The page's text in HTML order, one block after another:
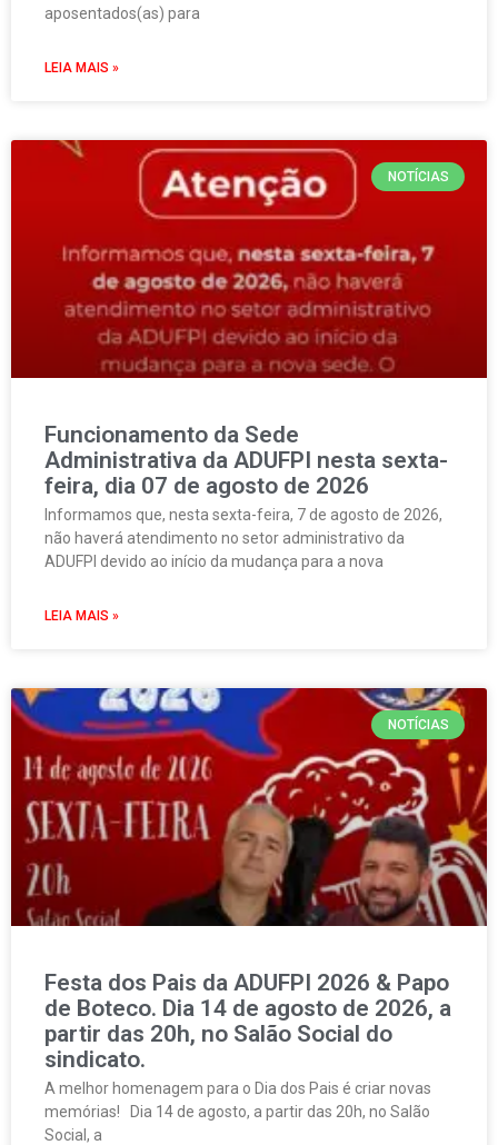
aposentados(as) para
LEIA MAIS »
NOTÍCIAS
Funcionamento da Sede
Administrativa da ADUFPI nesta sexta-
feira, dia 07 de agosto de 2026
Informamos que, nesta sexta-feira, 7 de agosto de 2026,
não haverá atendimento no setor administrativo da
ADUFPI devido ao início da mudança para a nova
LEIA MAIS »
NOTÍCIAS
Festa dos Pais da ADUFPI 2026 & Papo
de Boteco. Dia 14 de agosto de 2026, a
partir das 20h, no Salão Social do
sindicato.
A melhor homenagem para o Dia dos Pais é criar novas
memórias! Dia 14 de agosto, a partir das 20h, no Salão
Social, a